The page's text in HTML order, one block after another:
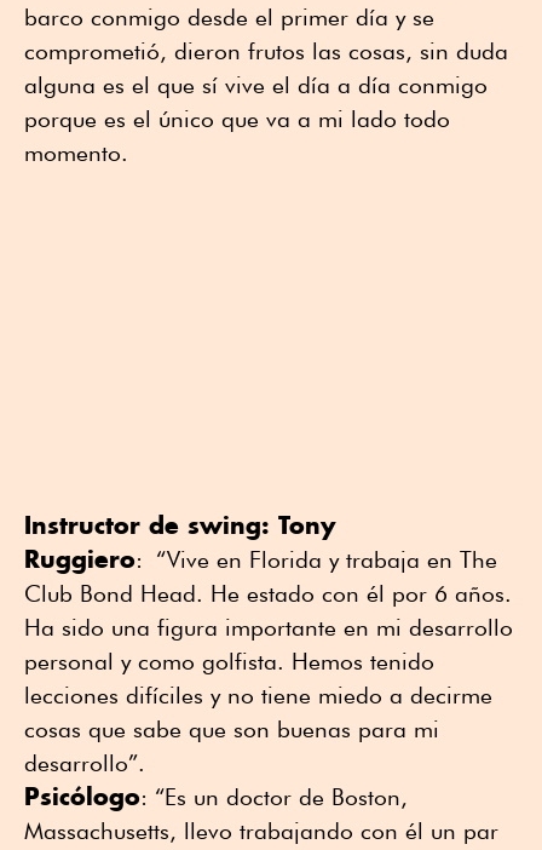
barco conmigo desde el primer día y se
comprometió, dieron frutos las cosas, sin duda
alguna es el que sí vive el día a día conmigo
porque es el único que va a mi lado todo
momento.
Instructor de swing: Tony
Ruggiero: “Vive en Florida y trabaja en The
Club Bond Head. He estado con él por 6 años.
Ha sido una figura importante en mi desarrollo
personal y como golfista. Hemos tenido
lecciones difíciles y no tiene miedo a decirme
cosas que sabe que son buenas para mi
desarrollo”.
Psicólogo: “Es un doctor de Boston,
Massachusetts, llevo trabajando con él un par